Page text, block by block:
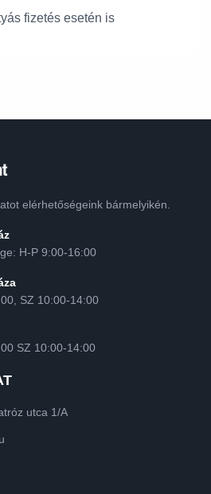
fizetés esetén is
elérhetőségeink bármelyikén.
H-P 9:00-16:00
SZ 10:00-14:00
SZ 10:00-14:00
utca 1/A